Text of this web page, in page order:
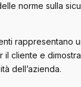
norme sulla
rappresentano
il cliente e
dell’azienda.